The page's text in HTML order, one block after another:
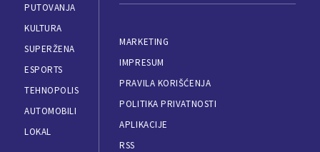
PUTOVANJA
KULTURA
SUPERŽENA
ESPORTS
TEHNOPOLIS
AUTOMOBILI
LOKAL
MARKETING
IMPRESUM
PRAVILA KORIŠĆENJA
POLITIKA PRIVATNOSTI
APLIKACIJE
RSS